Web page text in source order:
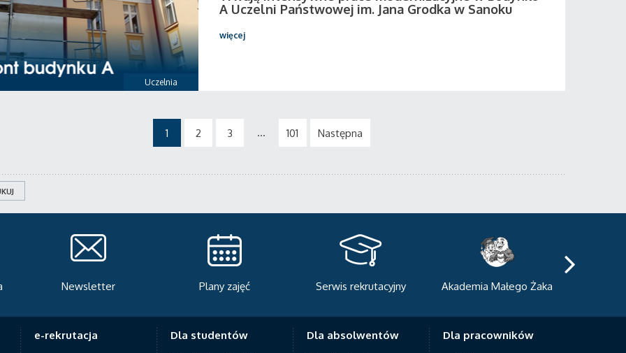
Uczelnia
A Uczelni Państwowej im. Jana Grodka w Sanoku
więcej
1 2 3 ... 101 Następna
Plany zajęć Serwis rekrutacyjny Akademia Małego Żaka
Centrum Sportowo-
e-rekrutacja
Dla studentów
Dla absolwentów
Dla pracowników